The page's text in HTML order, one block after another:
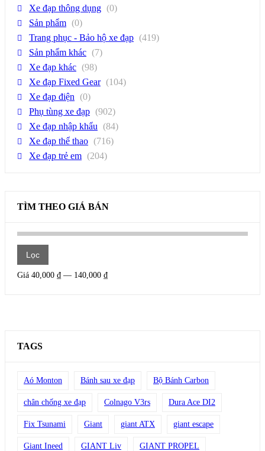
Xe đạp thông dụng (0)
Sản phẩm (0)
Trang phục - Bảo hộ xe đạp (419)
Sản phẩm khác (7)
Xe đạp khác (98)
Xe đạp Fixed Gear (104)
Xe đạp điện (0)
Phụ tùng xe đạp (902)
Xe đạp nhập khẩu (84)
Xe đạp thể thao (716)
Xe đạp trẻ em (204)
TÌM THEO GIÁ BÁN
Giá
thấp
Giá
cao
Lọc
Giá 40,000 ₫ — 140,000 ₫
TAGS
Aó Monton Bánh sau xe đạp Bộ Bánh Carbon
chân chống xe đạp Colnago V3rs Dura Ace DI2
Fix Tsunami Giant giant ATX giant escape
Giant Ineed GIANT Liv GIANT PROPEL